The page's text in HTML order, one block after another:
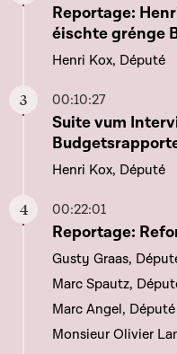
Aller à ce
Reportage:
éischte grénge
Henri Kox, Député
00:10:27
Aller à ce
Suite vum
Henri Kox, Député
00:22:01
Aller à ce
Reportage:
Gusty Graas,
Marc Spautz,
Marc Angel, Député
Monsieur Olivier